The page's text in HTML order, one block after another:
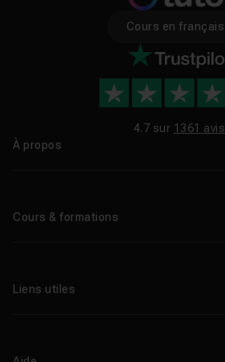
Cours en français
4.7 sur 1361 avis
À propos
Cours & formations
Formations certifiantes
Liens utiles